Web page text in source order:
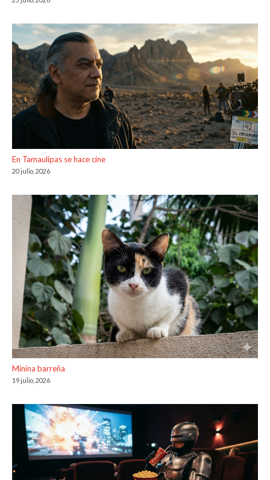
En Tamaulipas se hace cine
20 julio, 2026
Minina barreña
19 julio, 2026